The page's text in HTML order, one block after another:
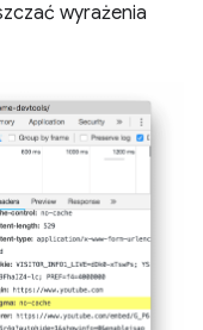
wyrażenia